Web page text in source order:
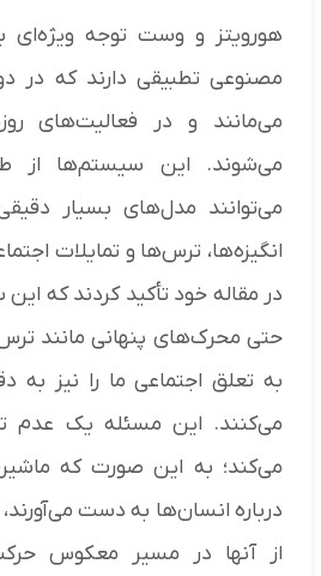
هورویتز و وست توجه
مصنوعی تطبیقی دارند که در
می‌مانند و در فعالیت‌های
می‌شوند. این سیستم‌ها از
می‌توانند مدل‌های بسیار دقیقی
انگیزه‌ها، ترس‌ها و تمایلات
در مقاله خود تأکید کردند که
حتی محرک‌های پنهانی مانند
به تعلق اجتماعی ما را نیز
می‌کنند. این مسئله یک عدم
می‌کند؛ به این صورت که
درباره انسان‌ها به دست
از آنها در مسیر معکوس